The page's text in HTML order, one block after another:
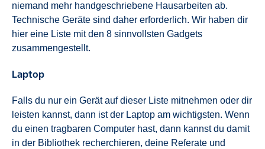
niemand mehr handgeschriebene Hausarbeiten ab.
Technische Geräte sind daher erforderlich. Wir haben dir
hier eine Liste mit den 8 sinnvollsten Gadgets
zusammengestellt.
Laptop
Falls du nur ein Gerät auf dieser Liste mitnehmen oder dir
leisten kannst, dann ist der Laptop am wichtigsten. Wenn
du einen tragbaren Computer hast, dann kannst du damit
in der Bibliothek recherchieren, deine Referate und